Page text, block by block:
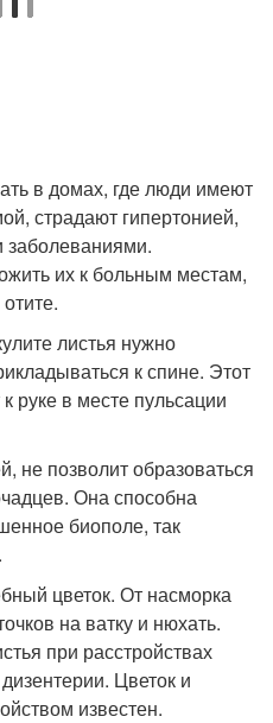
в домах, где люди имеют
страдают гипертонией,
их к больным местам,
листья нужно
к спине. Этот
руке в месте пульсации
не позволит образоваться
Она способна
биополе, так
цветок. От насморка
на ватку и нюхать.
при расстройствах
Цветок и
известен.